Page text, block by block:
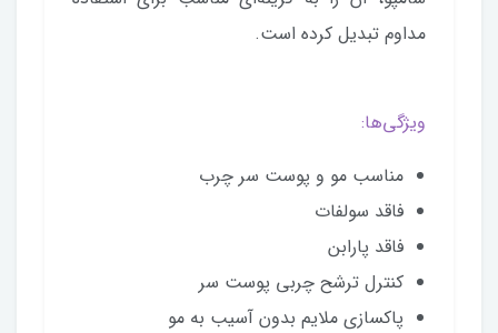
مداوم تبدیل کرده است.
ویژگی‌ها:
مناسب مو و پوست سر چرب
فاقد سولفات
فاقد پارابن
کنترل ترشح چربی پوست سر
پاکسازی ملایم بدون آسیب به مو